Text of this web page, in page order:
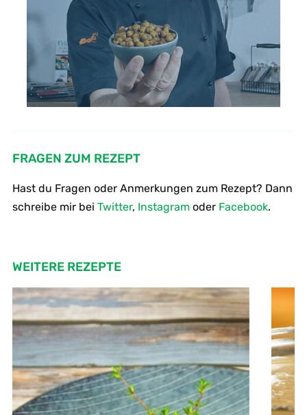
FRAGEN ZUM REZEPT
Hast du Fragen oder Anmerkungen zum Rezept? Dann
schreibe mir bei Twitter, Instagramoder Facebook.
WEITERE REZEPTE